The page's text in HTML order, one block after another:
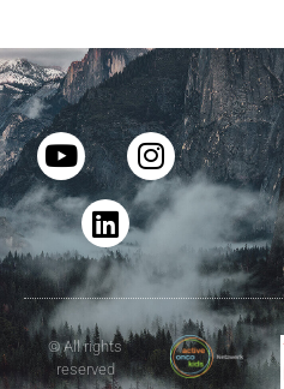
© All rights
reserved